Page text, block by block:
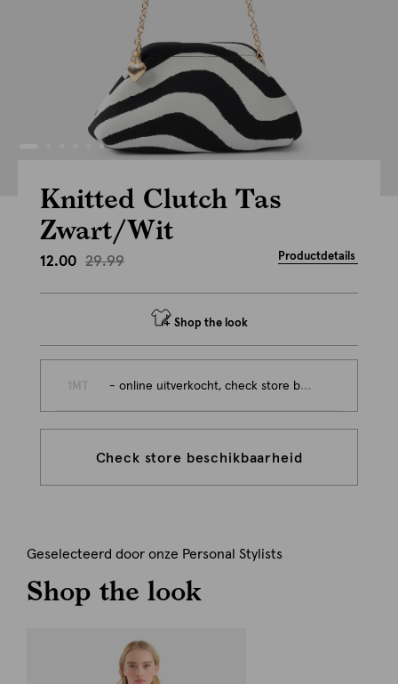
Knitted Clutch Tas
Zwart/Wit
12.00 29.99 Productdetails
Shop the look
- online uitverkocht, check store beschikbaarheid
Check store beschikbaarheid
Geselecteerd door onze Personal Stylists
Shop the look